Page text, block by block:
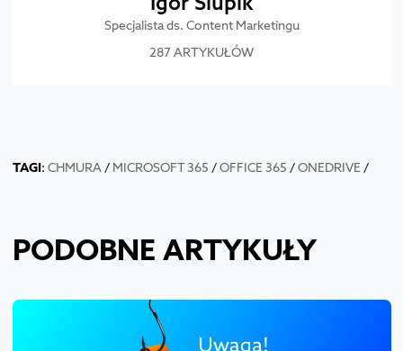
Specjalista ds. Content Marketingu
287 ARTYKUŁÓW
TAGI: CHMURA/ MICROSOFT 365 /OFFICE 365 /ONEDRIVE /
PODOBNE ARTYKUŁY